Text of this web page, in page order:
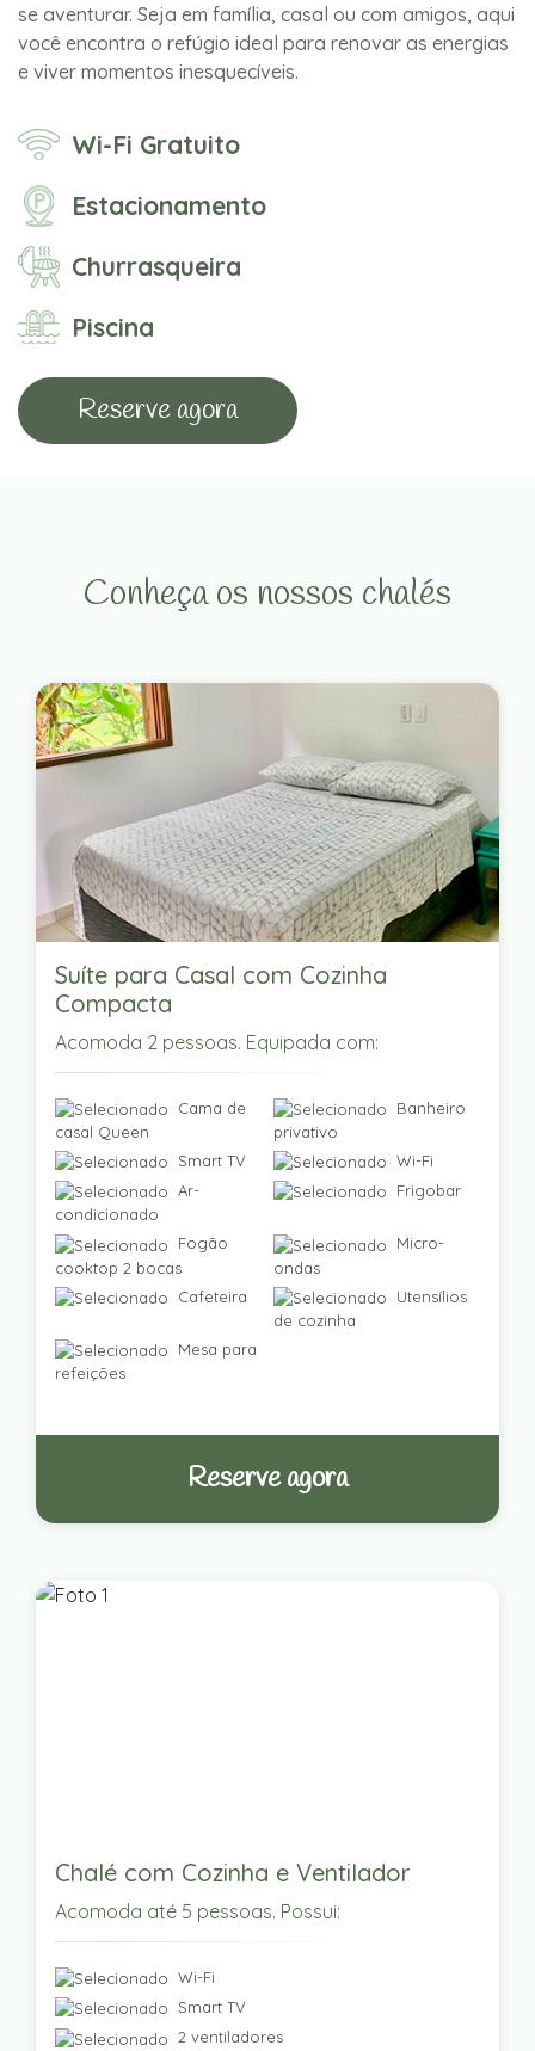
se aventurar. Seja em família, casal ou com amigos, aqui
você encontra o refúgio ideal para renovar as energias
e viver momentos inesquecíveis.
Wi-Fi Gratuito
Estacionamento
Churrasqueira
Piscina
Reserve agora
Conheça os nossos chalés
Suíte para Casal com Cozinha
Compacta
Acomoda 2 pessoas. Equipada com:
Cama de
casal Queen
Banheiro
privativo
Smart TV
Wi-Fi
Ar-
condicionado
Frigobar
Fogão
cooktop 2 bocas
Micro-
ondas
Cafeteira
Utensílios
de cozinha
Mesa para
refeições
Reserve agora
Chalé com Cozinha e Ventilador
Acomoda até 5 pessoas. Possui:
Wi-Fi
Smart TV
2 ventiladores